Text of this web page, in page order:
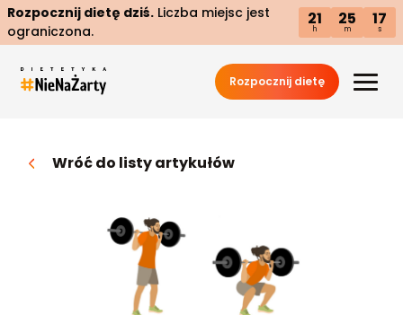
Rozpocznij dietę dziś. Liczba miejsc jest
ograniczona.
21
h
25
m
16
s
Rozpocznij dietę
Wróć do listy artykułów